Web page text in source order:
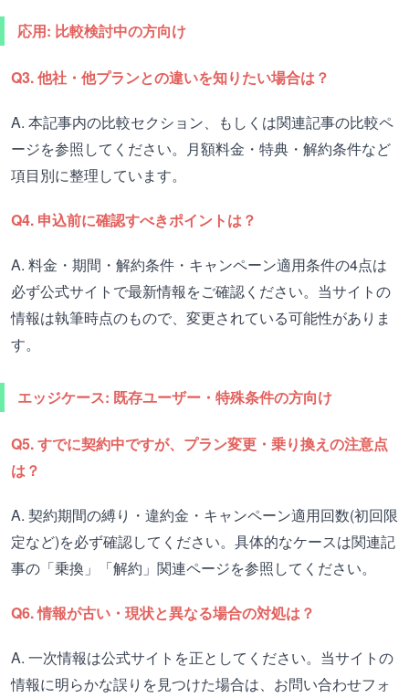
応用: 比較検討中の方向け
Q3. 他社・他プランとの違いを知りたい場合は？
A. 本記事内の比較セクション、もしくは関連記事の比較ペ
ージを参照してください。月額料金・特典・解約条件など
項目別に整理しています。
Q4. 申込前に確認すべきポイントは？
A. 料金・期間・解約条件・キャンペーン適用条件の4点は
必ず公式サイトで最新情報をご確認ください。当サイトの
情報は執筆時点のもので、変更されている可能性がありま
す。
エッジケース: 既存ユーザー・特殊条件の方向け
Q5. すでに契約中ですが、プラン変更・乗り換えの注意点
は？
A. 契約期間の縛り・違約金・キャンペーン適用回数(初回限
定など)を必ず確認してください。具体的なケースは関連記
事の「乗換」「解約」関連ページを参照してください。
Q6. 情報が古い・現状と異なる場合の対処は？
A. 一次情報は公式サイトを正としてください。当サイトの
情報に明らかな誤りを見つけた場合は、お問い合わせフォ